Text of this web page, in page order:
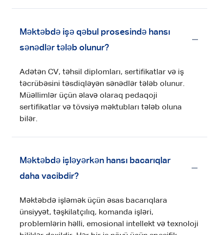
Məktəbdə işə qəbul prosesində hansı
sənədlər tələb olunur?
Adətən CV, təhsil diplomları, sertifikatlar və iş
təcrübəsini təsdiqləyən sənədlər tələb olunur.
Müəllimlər üçün əlavə olaraq pedaqoji
sertifikatlar və tövsiyə məktubları tələb oluna
bilər.
Məktəbdə işləyərkən hansı bacarıqlar
daha vacibdir?
Məktəbdə işləmək üçün əsas bacarıqlara
ünsiyyət, təşkilatçılıq, komanda işləri,
problemlərin həlli, emosional intellekt və texnoloji